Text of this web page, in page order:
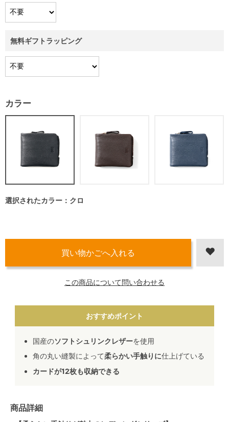
無料ギフトラッピング
カラー
選択されたカラー：クロ
この商品について問い合わせる
おすすめポイント
国産のソフトシュリンクレザーを使用
角の丸い縫製によって柔らかい手触りに仕上げている
カードが12枚も収納できる
商品詳細